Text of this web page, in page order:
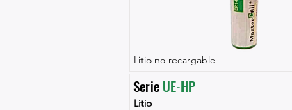
Litio no recargable
Serie UE-HP
Litio